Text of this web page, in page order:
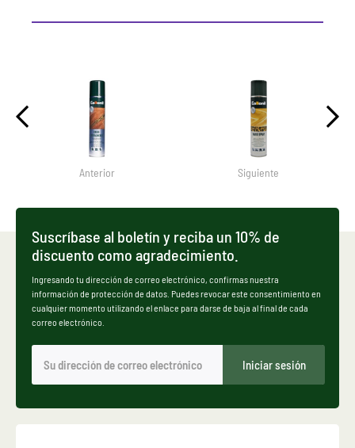
Anterior Siguiente
Suscríbase al boletín y reciba un 10% de
discuento como agradecimiento.
Ingresando tu dirección de correo electrónico, confirmas nuestra
información de protección de datos. Puedes revocar este consentimiento en
cualquier momento utilizando el enlace para darse de baja al final de cada
correo electrónico.
Iniciar sesión